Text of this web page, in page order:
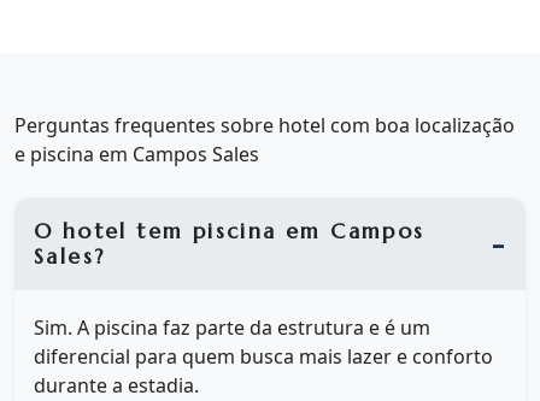
Perguntas frequentes sobre hotel com boa localização
e piscina em Campos Sales
O hotel tem piscina em Campos
Sales?
Sim. A piscina faz parte da estrutura e é um
diferencial para quem busca mais lazer e conforto
durante a estadia.